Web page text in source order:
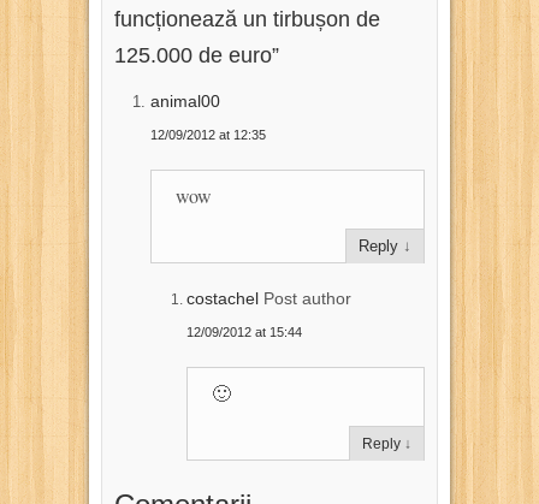
funcționează un tirbușon de
125.000 de euro”
animal00
12/09/2012 at 12:35
wow
Reply ↓
costachel Post author
12/09/2012 at 15:44
🙂
Reply ↓